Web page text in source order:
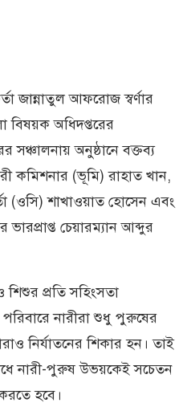
জান্নাতুল আফরোজ স্বর্ণার
বিষয়ক অধিদপ্তরের
সঞ্চালনায় অনুষ্ঠানে বক্তব্য
কমিশনার (ভূমি) রাহাত খান,
(ওসি) শাখাওয়াত হোসেন এবং
চেয়ারম্যান আব্দুর
শিশুর প্রতি সহিংসতা
পরিবারে নারীরা শুধু পুরুষের
নির্যাতনের শিকার হন। তাই
নারী-পুরুষ উভয়কেই সচেতন
হবে।